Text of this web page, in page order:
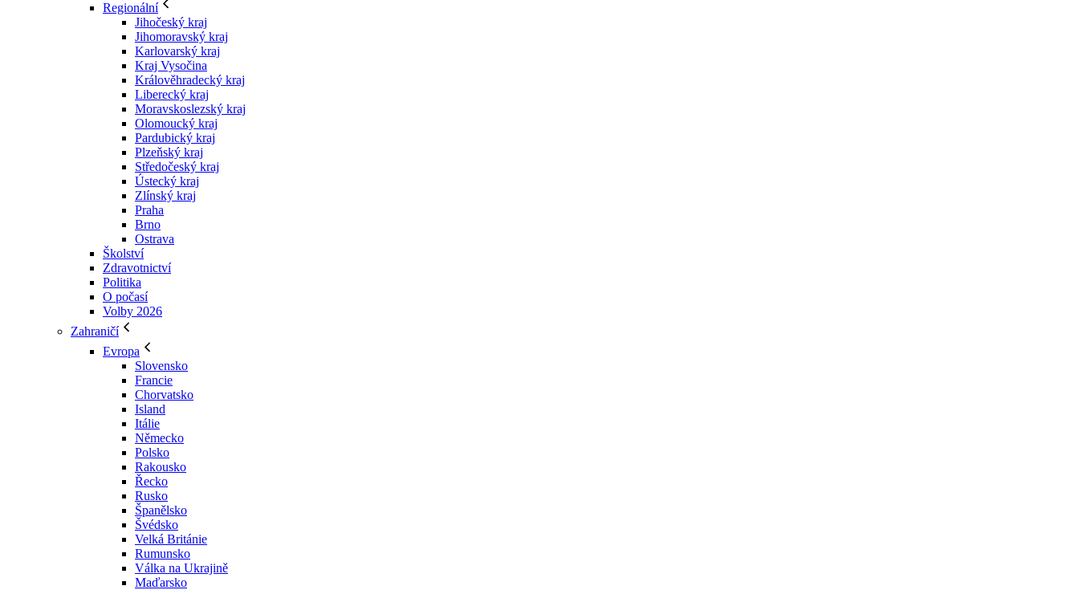
Regionální
Jihočeský kraj
Jihomoravský kraj
Karlovarský kraj
Kraj Vysočina
Králověhradecký kraj
Liberecký kraj
Moravskoslezský kraj
Olomoucký kraj
Pardubický kraj
Plzeňský kraj
Středočeský kraj
Ústecký kraj
Zlínský kraj
Praha
Brno
Ostrava
Školství
Zdravotnictví
Politika
O počasí
Volby 2026
Zahraničí
Evropa
Slovensko
Francie
Chorvatsko
Island
Itálie
Německo
Polsko
Rakousko
Řecko
Rusko
Španělsko
Švédsko
Velká Británie
Rumunsko
Válka na Ukrajině
Maďarsko